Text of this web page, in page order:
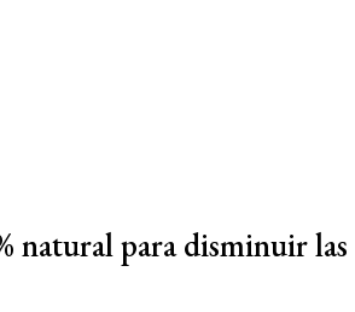
natural para disminuir las